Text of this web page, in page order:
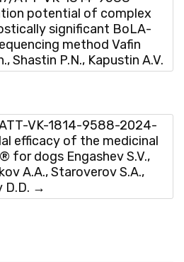
potential of complex
significant BoLA-
method Vafin
Shastin P.N., Kapustin A.V.
VK-1814-9588-2024-
efficacy of the medicinal
for dogs Engashev S.V.,
A.A., Staroverov S.A.,
D.D. →